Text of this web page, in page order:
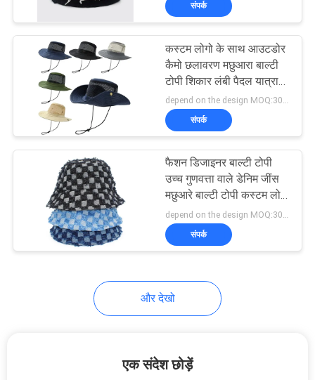
खेल पिताजी सलाम
मछुआरा बाल्टी टोपी
बुनना बेनी सलाम
संपर्क
कस्टम लोगो के साथ आउटडोर
कैमो छलावरण मछुआरा बाल्टी
टोपी शिकार लंबी पैदल यात्रा
बाल्टी टोपी
depend on the design MOQ:300PCS/STYLE/COLOR/SIZE
संपर्क
फैशन डिजाइनर बाल्टी टोपी
उच्च गुणवत्ता वाले डेनिम जींस
मछुआरे बाल्टी टोपी कस्टम लोगो
के साथ
depend on the design MOQ:300PCS/STYLE/COLOR/SIZE
संपर्क
और देखो
एक संदेश छोड़ें